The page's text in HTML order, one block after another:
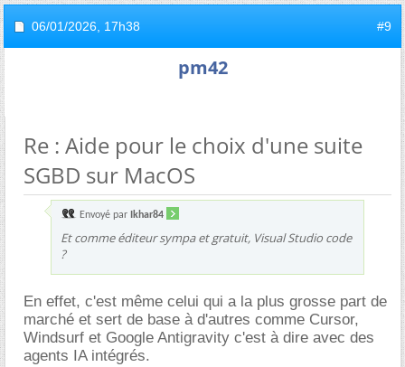
06/01/2026, 17h38 #9
pm42
Re : Aide pour le choix d'une suite
SGBD sur MacOS
Envoyé par Ikhar84
Et comme éditeur sympa et gratuit, Visual Studio code
?
En effet, c'est même celui qui a la plus grosse part de
marché et sert de base à d'autres comme Cursor,
Windsurf et Google Antigravity c'est à dire avec des
agents IA intégrés.